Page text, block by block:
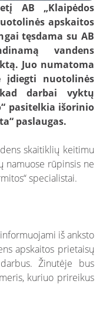
AB „Klaipėdos
apskaitos
tęsdama su AB
vandens
Juo numatoma
įdiegti nuotolinės
darbai vyktų
pasitelkia išorinio
paslaugas.
skaitiklių keitimu
namuose rūpinsis ne
specialistai.
iš anksto
apskaitos prietaisų
Žinutėje bus
kuriuo prireikus